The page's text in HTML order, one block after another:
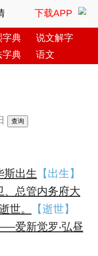
下载APP
字典
说文解字
字典 语文
斯出生 【出生】
、总管内务府大
世。
【逝世】
爱新觉罗‧弘昼